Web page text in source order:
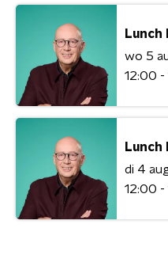
Lunch
wo 5
12:00 -
Lunch
di 4
12:00 -